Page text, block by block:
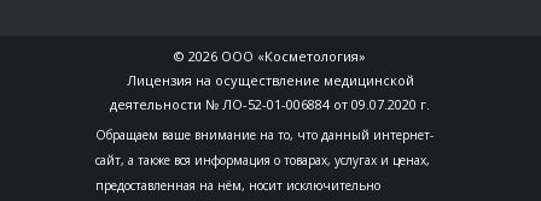
© 2026 ООО «Косметология»
Лицензия на осуществление медицинской
деятельности № ЛО-52-01-006884 от 09.07.2020 г.
Обращаем ваше внимание на то, что данный интернет-
сайт, а также вся информация о товарах, услугах и ценах,
предоставленная на нём, носит исключительно